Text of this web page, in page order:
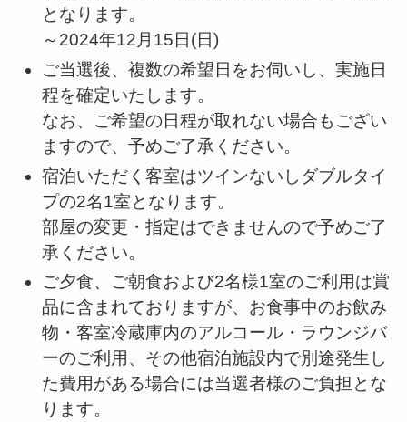
となります。
～2024年12月15日(日)
ご当選後、複数の希望日をお伺いし、実施日
程を確定いたします。
なお、ご希望の日程が取れない場合もござい
ますので、予めご了承ください。
宿泊いただく客室はツインないしダブルタイ
プの2名1室となります。
部屋の変更・指定はできませんので予めご了
承ください。
ご夕食、ご朝食および2名様1室のご利用は賞
品に含まれておりますが、お食事中のお飲み
物・客室冷蔵庫内のアルコール・ラウンジバ
ーのご利用、その他宿泊施設内で別途発生し
た費用がある場合には当選者様のご負担とな
ります。